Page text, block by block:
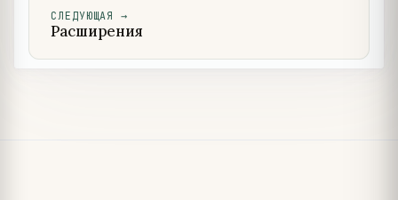
СЛЕДУЮЩАЯ →
Расширения